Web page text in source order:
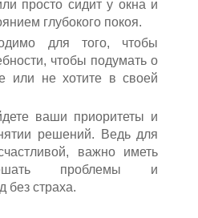
просто сидит у окна и
глубокого покоя.
для того, чтобы
чтобы подумать о
или не хотите в своей
ваши приоритеты и
решений. Ведь для
важно иметь
проблемы и
без страха.